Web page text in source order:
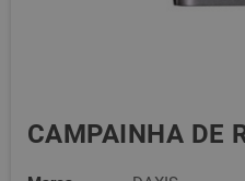
CAMPAINHA DE